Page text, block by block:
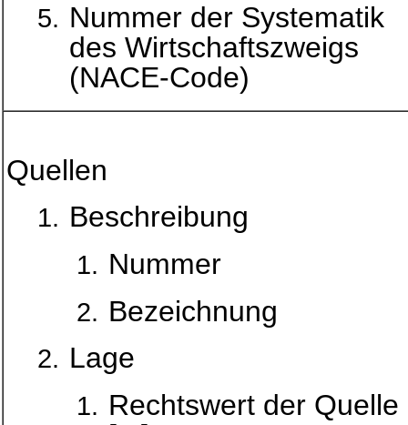
Nummer der Systematik
des Wirtschaftszweigs
(NACE-Code)
Quellen
Beschreibung
Nummer
Bezeichnung
Lage
Rechtswert der Quelle